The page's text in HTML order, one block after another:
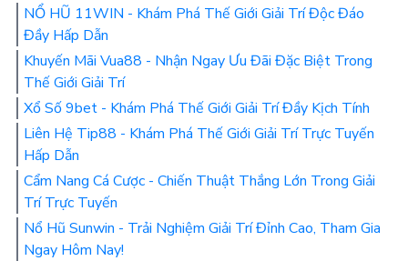
NỔ HŨ 11WIN - Khám Phá Thế Giới Giải Trí Độc Đáo
Đầy Hấp Dẫn
Khuyến Mãi Vua88 - Nhận Ngay Ưu Đãi Đặc Biệt Trong
Thế Giới Giải Trí
Xổ Số 9bet - Khám Phá Thế Giới Giải Trí Đầy Kịch Tính
Liên Hệ Tip88 - Khám Phá Thế Giới Giải Trí Trực Tuyến
Hấp Dẫn
Cẩm Nang Cá Cược - Chiến Thuật Thắng Lớn Trong Giải
Trí Trực Tuyến
Nổ Hũ Sunwin - Trải Nghiệm Giải Trí Đỉnh Cao, Tham Gia
Ngay Hôm Nay!